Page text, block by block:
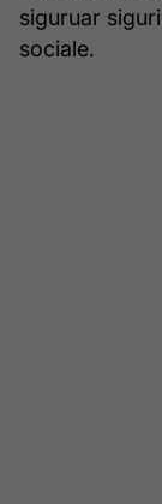
siguruar
sociale.